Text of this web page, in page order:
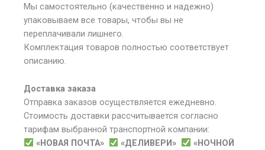
Мы самостоятельно (качественно и надежно)
упаковываем все товары, чтобы вы не
переплачивали лишнего.
Комплектация товаров полностью соответствует
описанию.
Доставка заказа
Отправка заказов осуществляется ежедневно.
Стоимость доставки рассчитывается согласно
тарифам выбранной транспортной компании:
«НОВАЯ ПОЧТА»
«ДЕЛИВЕРИ»
«НОЧНОЙ